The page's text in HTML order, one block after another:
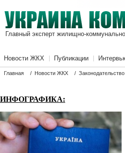
Главный эксперт жилищно-
Новости ЖКХ Публикации
Главная / Новости ЖКХ / Законодательство
ИНФОГРАФИКА: